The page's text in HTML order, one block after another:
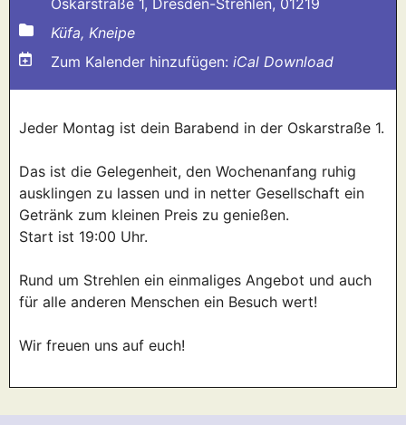
Oskarstraße 1, Dresden-Strehlen, 01219
Küfa, Kneipe
Zum Kalender hinzufügen: iCal Download
Jeder Montag ist dein Barabend in der Oskarstraße 1.
Das ist die Gelegenheit, den Wochenanfang ruhig
ausklingen zu lassen und in netter Gesellschaft ein
Getränk zum kleinen Preis zu genießen.
Start ist 19:00 Uhr.
Rund um Strehlen ein einmaliges Angebot und auch
für alle anderen Menschen ein Besuch wert!
Wir freuen uns auf euch!